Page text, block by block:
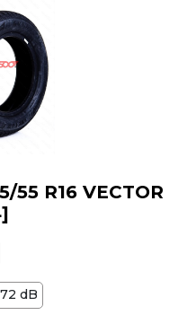
55 R16 VECTOR
72 dB